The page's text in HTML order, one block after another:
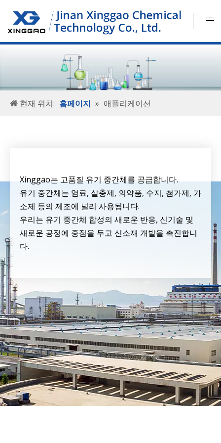
현재 위치: 홈페이지 » 애플리케이션
Xinggao는 고품질 유기 중간체를 공급합니다.
유기 중간체는 염료, 살충제, 의약품, 수지, 첨가제, 가
소제 등의 제조에 널리 사용됩니다.
우리는 유기 중간체 합성의 새로운 반응, 신기술 및
새로운 공정에 중점을 두고 신소재 개발을 촉진합니
다.